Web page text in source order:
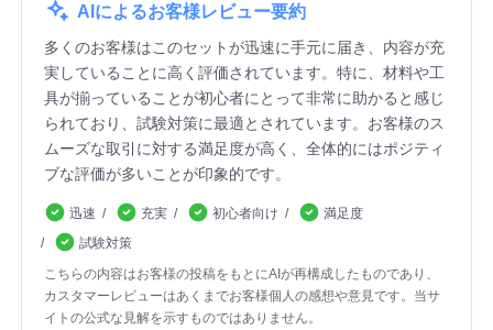
AIによるお客様レビュー要約
多くのお客様はこのセットが迅速に手元に届き、内容が充
実していることに高く評価されています。特に、材料や工
具が揃っていることが初心者にとって非常に助かると感じ
られており、試験対策に最適とされています。お客様のス
ムーズな取引に対する満足度が高く、全体的にはポジティ
ブな評価が多いことが印象的です。
迅速 充実 初心者向け
満足度
試験対策
こちらの内容はお客様の投稿をもとにAIが再構成したものであり、
カスタマーレビューはあくまでお客様個人の感想や意見です。当サ
イトの公式な見解を示すものではありません。